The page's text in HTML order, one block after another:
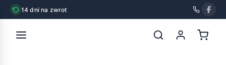
InPost Paczkomat 24/7